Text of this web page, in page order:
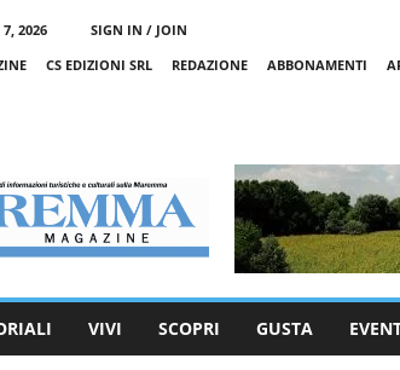
7, 2026
SIGN IN / JOIN
CS EDIZIONI SRL REDAZIONE ABBONAMENTI
VIVI SCOPRI GUSTA